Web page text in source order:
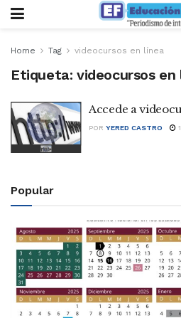
Home Tag videocursos en línea
Etiqueta: videocursos en
Accede a
POR YERED CASTRO
Popular